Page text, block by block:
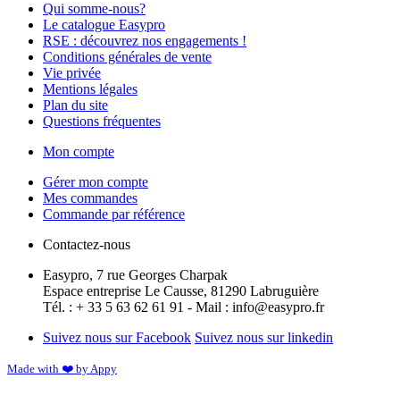
Qui somme-nous?
Le catalogue Easypro
RSE : découvrez nos engagements !
Conditions générales de vente
Vie privée
Mentions légales
Plan du site
Questions fréquentes
Mon compte
Gérer mon compte
Mes commandes
Commande par référence
Contactez-nous
Easypro, 7 rue Georges Charpak
Espace entreprise Le Causse, 81290 Labruguière
Tél. : + 33 5 63 62 61 91 - Mail : info@easypro.fr
Suivez nous sur Facebook Suivez nous sur linkedin
Made with ❤️ by Appy